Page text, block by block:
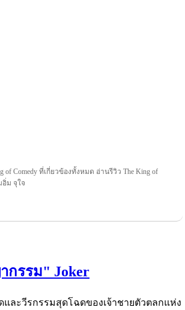
of Comedy ที่เกี่ยวข้องทั้งหมด อ่านรีวิว The King of
อิ่ม จุใจ
กรรม" Joker
และวีรกรรมสุดโฉดของเจ้าชายตัวตลกแห่ง